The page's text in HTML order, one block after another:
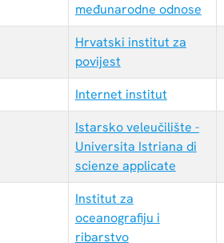
međunarodne odnose
Hrvatski institut za
povijest
Internet institut
Istarsko veleučilište -
Universita Istriana di
scienze applicate
Institut za
oceanografiju i
ribarstvo